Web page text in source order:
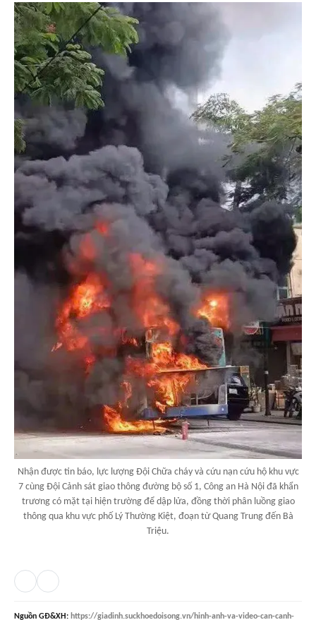
Nhận được tin báo, lực lượng Đội Chữa cháy và cứu nạn cứu hộ khu vực
7 cùng Đội Cảnh sát giao thông đường bộ số 1, Công an Hà Nội đã khẩn
trương có mặt tại hiện trường để dập lửa, đồng thời phân luồng giao
thông qua khu vực phố Lý Thường Kiệt, đoạn từ Quang Trung đến Bà
Triệu.
Nguồn GĐ&XH: https://giadinh.suckhoedoisong.vn/hinh-anh-va-video-can-canh-